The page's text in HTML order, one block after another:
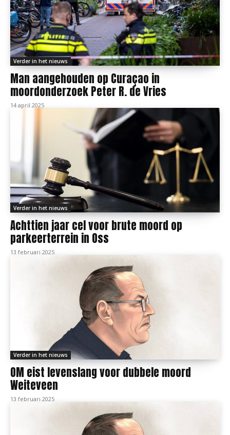
Verder in het nieuws
Man aangehouden op Curaçao in
moordonderzoek Peter R. de Vries
14 april 2025
Verder in het nieuws
Achttien jaar cel voor brute moord op
parkeerterrein in Oss
13 februari 2025
Verder in het nieuws
OM eist levenslang voor dubbele moord
Weiteveen
13 februari 2025